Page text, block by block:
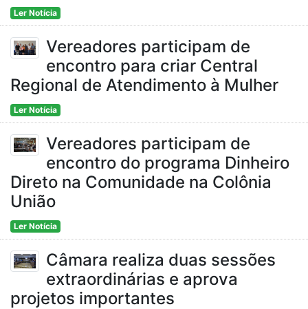
Ler Notícia
Vereadores participam de
encontro para criar Central
Regional de Atendimento à Mulher
Ler Notícia
Vereadores participam de
encontro do programa Dinheiro
Direto na Comunidade na Colônia
União
Ler Notícia
Câmara realiza duas sessões
extraordinárias e aprova
projetos importantes